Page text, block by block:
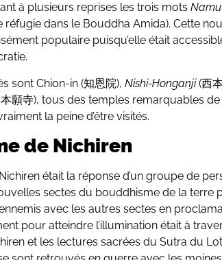
à plusieurs reprises les trois mots
réfugie dans le Bouddha Amida). Cette
populaire puisqu’elle était
sont Chion-in (知恩院),Nishi-Honganji(西
願寺), tous des temples remarquables
la peine d’être visités.
de Nichiren
était la réponse d’un groupe de
sectes du bouddhisme de la terre
avec les autres sectes en
pour atteindre l’illumination était à
et les lectures sacrées du Sutra du